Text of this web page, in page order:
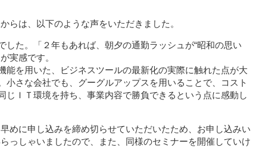
らは、以下のような声をいただきました。
した。「２年もあれば、朝夕の通勤ラッシュが“昭和の思い
実感です。
能を用いた、ビジネスツールの最新化の実際に触れた点が大
小さな会社でも、グーグルアップスを用いることで、コスト
じＩＴ環境を持ち、事業内容で勝負できるという点に感動し
めに申し込みを締め切らせていただいたため、お申し込みい
っしゃいましたので、また、同様のセミナーを開催していけ